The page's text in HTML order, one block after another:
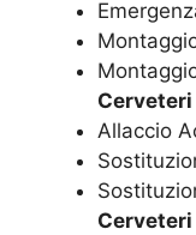
Cerveteri
Allaccio
Cerveteri